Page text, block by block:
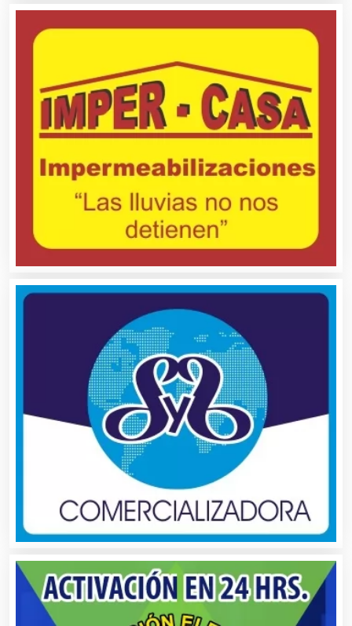
Audios para Eventos
Autobuses
Automatización
Automóviles Nuevos y Usados
Autopartes Eléctricas
Balnearios
Bancos